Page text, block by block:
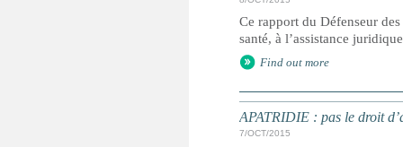
Ce rapport du Défenseur
santé, à l’assistance
Find out more
APATRIDIE : pas le droit
7/OCT/2015